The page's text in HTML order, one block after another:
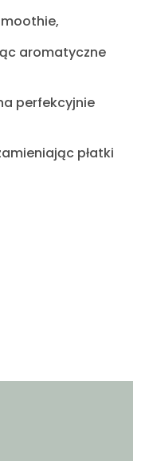
aromatyczne
perfekcyjnie
płatki